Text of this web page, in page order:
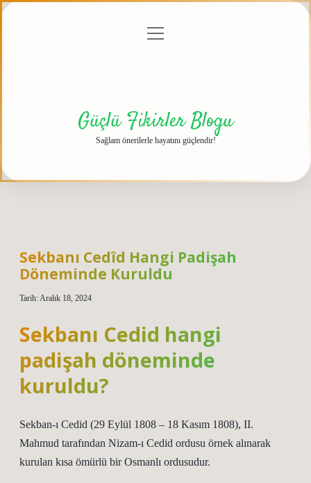
menüyü
Güçlü Fikirler Blogu
Sağlam önerilerle hayatını güçlendir!
Sekbanı Cedîd Hangi Padişah
Döneminde Kuruldu
Tarih: Aralık 18, 2024
Sekbanı Cedid hangi
padişah döneminde
kuruldu?
Sekban-ı Cedid (29 Eylül 1808 – 18 Kasım 1808), II.
Mahmud tarafından Nizam-ı Cedid ordusu örnek alınarak
kurulan kısa ömürlü bir Osmanlı ordusudur.